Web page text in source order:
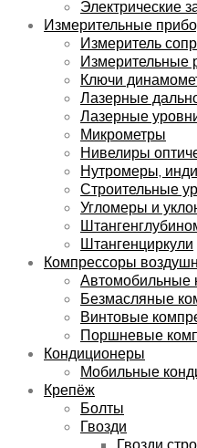
Электрические
Измерительные
Измеритель
Измерительные
Ключи
Лазерные
Лазерные
Микрометры
Нивелиры
Нутромеры,
Строительные
Угломеры и
Штангенциркули
Компрессоры
Автомобильные
Безмасляные
Винтовые
Поршневые
Кондиционеры
Мобильные
Крепёж
Болты
Гвозди
Гвозди